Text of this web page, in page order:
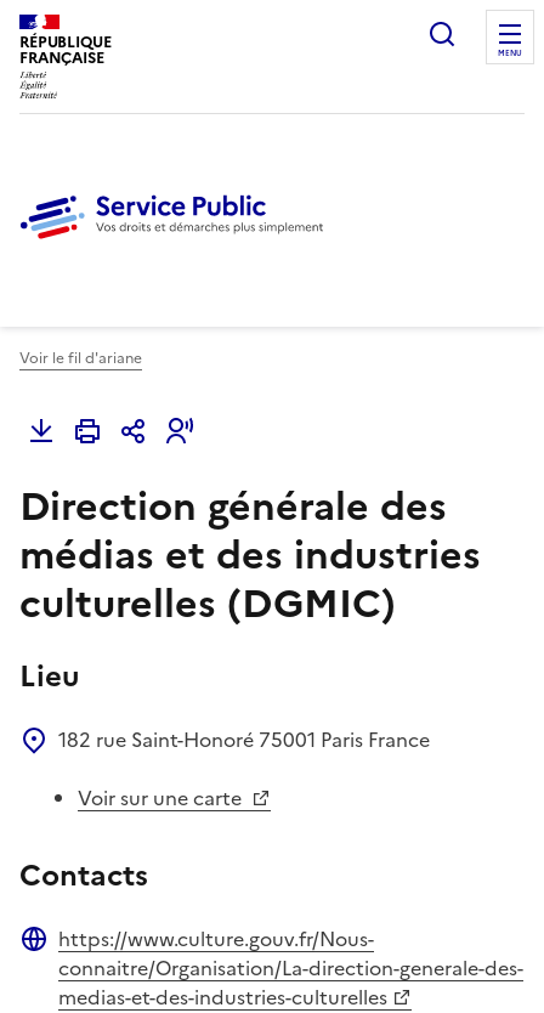
RÉPUBLIQUE
FRANÇAISE
Ouvrir
MENU
Voir le fil d'ariane
Direction générale des
médias et des industries
culturelles (DGMIC)
Lieu
182 rue Saint-Honoré 75001 Paris France
Voir sur une carte
Contacts
Site web
https://www.culture.gouv.fr/Nous-
connaitre/Organisation/La-direction-generale-des-
medias-et-des-industries-culturelles